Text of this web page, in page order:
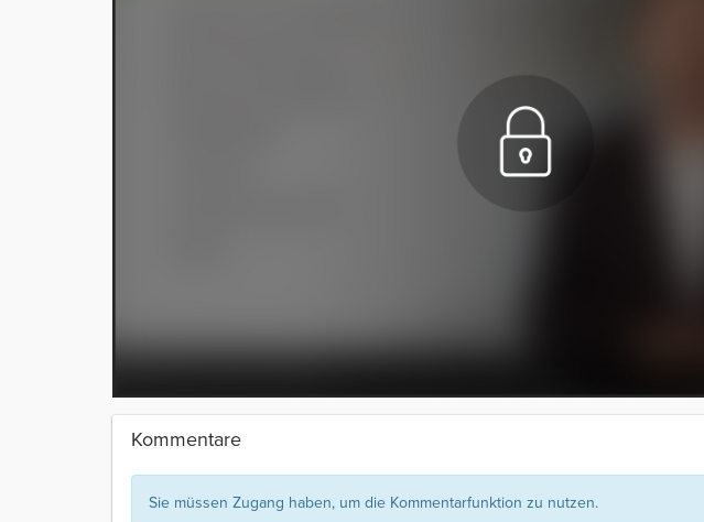
Kommentare
Sie müssen Zugang haben, um die Kommentarfunktion zu nutzen.